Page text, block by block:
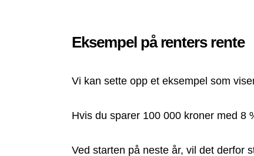
Eksempel på renters rente
Vi kan sette opp et eksempel som
Hvis du sparer 100 000 kroner med 8
Ved starten på neste år, vil det derfor